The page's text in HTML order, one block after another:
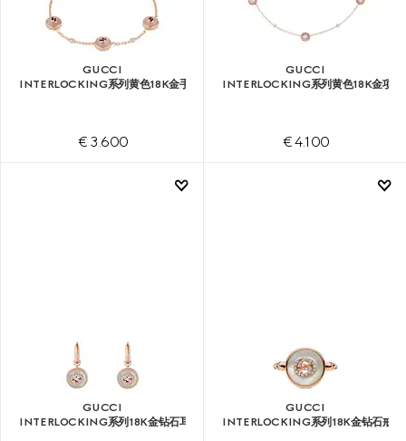
GUCCI
INTERLOCKING系列黄色18K金手链
€ 3.600
GUCCI
INTERLOCKING系列黄色18K金项链
€ 4.100
GUCCI
INTERLOCKING系列18K金钻石耳环
GUCCI
INTERLOCKING系列18K金钻石戒指